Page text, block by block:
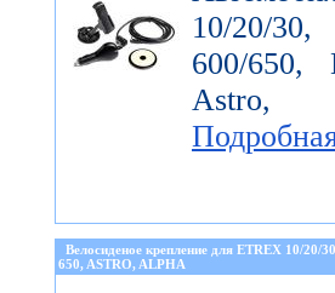
10/20/
600/650,
Astro,
Велосиденое крепление для ETREX 10/
650, ASTRO, ALPHA